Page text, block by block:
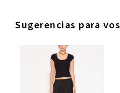
Sugerencias para vos